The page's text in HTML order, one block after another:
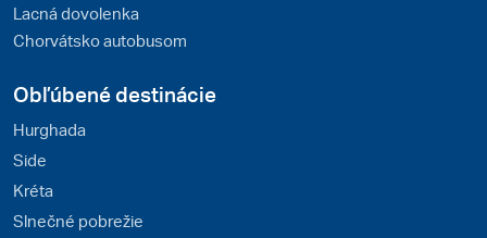
Lacná dovolenka
Chorvátsko autobusom
Obľúbené destinácie
Hurghada
Side
Kréta
Slnečné pobrežie